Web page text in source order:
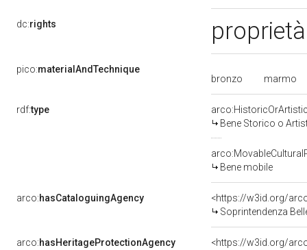
dc:rights
pico:materialAndTechnique
bronzo
marmo
rdf:type
Bene Storico o
Bene mobile
arco:hasCataloguingAgency
<https://w3id.org/
Soprintendenza
arco:hasHeritageProtectionAgency
<https://w3id.org/